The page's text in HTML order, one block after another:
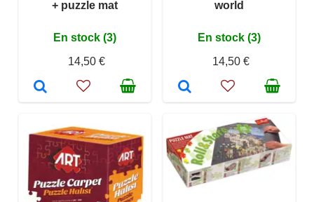
+ puzzle mat
En stock (3)
14,50 €
world
En stock (3)
14,50 €